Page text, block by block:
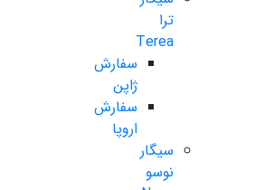
ترا
Terea
سفارش
ژاپن
سفارش
اروپا
سیگار
نوسو